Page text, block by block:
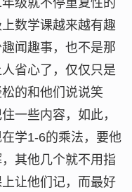
级就不停重复性的
数学课越来越有趣
闻趣事，也不是那
省心了，仅仅只是
的和他们说说笑
一些内容，如此，
学1-6的乘法，要他
其他几个就不用指
让他们记，而最好